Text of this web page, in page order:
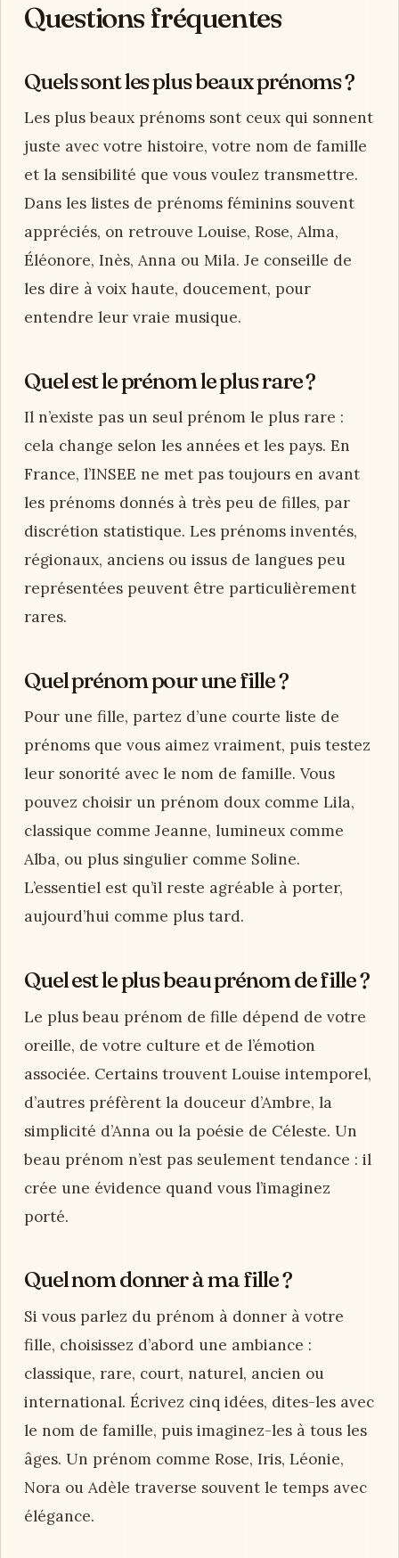
Questions fréquentes
Quels sont les plus beaux prénoms ?
Les plus beaux prénoms sont ceux qui sonnent
juste avec votre histoire, votre nom de famille
et la sensibilité que vous voulez transmettre.
Dans les listes de prénoms féminins souvent
appréciés, on retrouve Louise, Rose, Alma,
Éléonore, Inès, Anna ou Mila. Je conseille de
les dire à voix haute, doucement, pour
entendre leur vraie musique.
Quel est le prénom le plus rare ?
Il n’existe pas un seul prénom le plus rare :
cela change selon les années et les pays. En
France, l’INSEE ne met pas toujours en avant
les prénoms donnés à très peu de filles, par
discrétion statistique. Les prénoms inventés,
régionaux, anciens ou issus de langues peu
représentées peuvent être particulièrement
rares.
Quel prénom pour une fille ?
Pour une fille, partez d’une courte liste de
prénoms que vous aimez vraiment, puis testez
leur sonorité avec le nom de famille. Vous
pouvez choisir un prénom doux comme Lila,
classique comme Jeanne, lumineux comme
Alba, ou plus singulier comme Soline.
L’essentiel est qu’il reste agréable à porter,
aujourd’hui comme plus tard.
Quel est le plus beau prénom de fille ?
Le plus beau prénom de fille dépend de votre
oreille, de votre culture et de l’émotion
associée. Certains trouvent Louise intemporel,
d’autres préfèrent la douceur d’Ambre, la
simplicité d’Anna ou la poésie de Céleste. Un
beau prénom n’est pas seulement tendance : il
crée une évidence quand vous l’imaginez
porté.
Quel nom donner à ma fille ?
Si vous parlez du prénom à donner à votre
fille, choisissez d’abord une ambiance :
classique, rare, court, naturel, ancien ou
international. Écrivez cinq idées, dites-les avec
le nom de famille, puis imaginez-les à tous les
âges. Un prénom comme Rose, Iris, Léonie,
Nora ou Adèle traverse souvent le temps avec
élégance.